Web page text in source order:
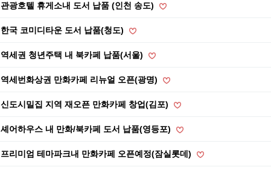
관광호텔 휴게소내 도서 납품 (인천 송도)
한국 코미디타운 도서 납품(청도)
역세권 청년주택 내 북카페 납품(서울)
역세번화상권 만화카페 리뉴얼 오픈(광명)
신도시밀집 지역 재오픈 만화카페 창업(김포)
셰어하우스 내 만화/북카페 도서 납품(영등포)
프리미엄 테마파크내 만화카페 오픈예정(잠실롯데)